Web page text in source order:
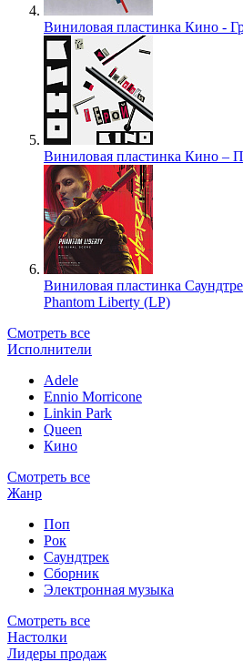
Виниловая пластинка Кино -
Виниловая пластинка Кино –
Виниловая пластинка
Phantom Liberty (LP)
Смотреть все
Исполнители
Adele
Ennio Morricone
Linkin Park
Queen
Кино
Смотреть все
Жанр
Поп
Рок
Саундтрек
Сборник
Электронная музыка
Смотреть все
Настолки
Лидеры продаж